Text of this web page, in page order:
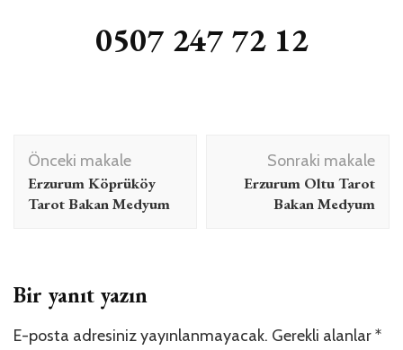
0507 247 72 12
Yazı
dolaşımı
Önceki makale
Erzurum Köprüköy
Tarot Bakan Medyum
Sonraki makale
Erzurum Oltu Tarot
Bakan Medyum
Bir yanıt yazın
E-posta adresiniz yayınlanmayacak. Gerekli alanlar*